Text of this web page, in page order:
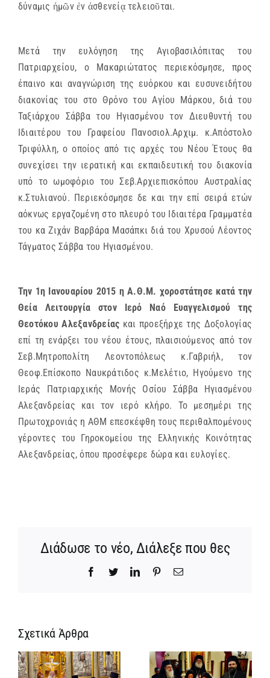
δύναμις ἡμῶν ἐν ἀσθενείᾳ τελειοῦται.
Μετά την ευλόγηση της Αγιοβασιλόπιτας του
Πατριαρχείου, ο Μακαριώτατος περιεκόσμησε, προς
έπαινο και αναγνώριση της ευόρκου και ευσυνειδήτου
διακονίας του στο Θρόνο του Αγίου Μάρκου, διά του
Ταξιάρχου Σάββα του Ηγιασμένου τον Διευθυντή του
Ιδιαιτέρου του Γραφείου Πανοσιολ.Αρχιμ. κ.Απόστολο
Τριφύλλη, ο οποίος από τις αρχές του Νέου Έτους θα
συνεχίσει την ιερατική και εκπαιδευτική του διακονία
υπό το ωμοφόριο του Σεβ.Αρχιεπισκόπου Αυστραλίας
κ.Στυλιανού. Περιεκόσμησε δε και την επί σειρά ετών
αόκνως εργαζομένη στο πλευρό του Ιδιαιτέρα Γραμματέα
του κα Ζιχάν Βαρβάρα Μασάπκι διά του Χρυσού Λέοντος
Τάγματος Σάββα του Ηγιασμένου.
Την 1η Ιανουαρίου 2015 η Α.Θ.Μ. χοροστάτησε κατά την
Θεία Λειτουργία στον Ιερό Ναό Ευαγγελισμού της
Θεοτόκου Αλεξανδρείας και προεξήρχε της Δοξολογίας
επί τη ενάρξει του νέου έτους, πλαισιούμενος από τον
Σεβ.Μητροπολίτη Λεοντοπόλεως κ.Γαβριήλ, τον
Θεοφ.Επίσκοπο Ναυκράτιδος κ.Μελέτιο, Ηγούμενο της
Ιεράς Πατριαρχικής Μονής Οσίου Σάββα Ηγιασμένου
Αλεξανδρείας και τον ιερό κλήρο. Το μεσημέρι της
Πρωτοχρονιάς η ΑΘΜ επεσκέφθη τους περιθαλπομένους
γέροντες του Γηροκομείου της Ελληνικής Κοινότητας
Αλεξανδρείας, όπου προσέφερε δώρα και ευλογίες.
Διάδωσε το νέο, Διάλεξε που θες
Facebook
TwitterLinkedInPinterestEmail
Σχετικά ΆρθραΊδρυση
Γυναικείας
Ιεράς